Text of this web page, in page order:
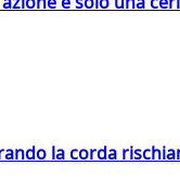
la corda